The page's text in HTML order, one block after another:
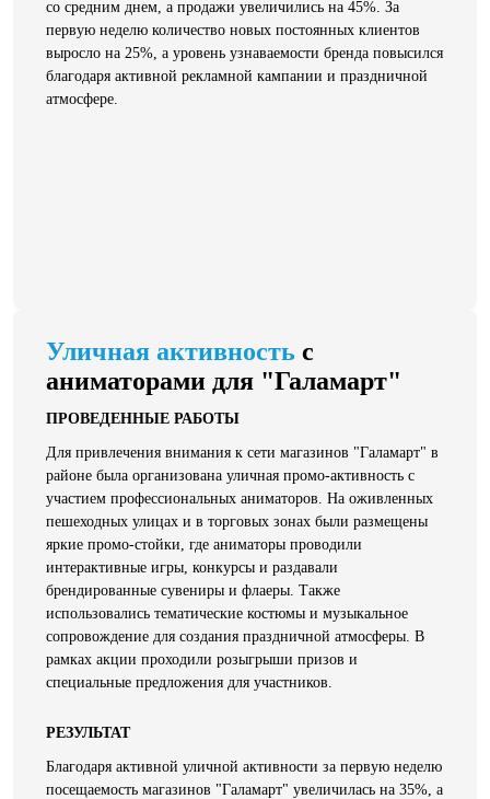
со средним днем, а продажи увеличились на 45%. За
первую неделю количество новых постоянных клиентов
выросло на 25%, а уровень узнаваемости бренда повысился
благодаря активной рекламной кампании и праздничной
атмосфере.
Уличная активность с
аниматорами для "Галамарт"
ПРОВЕДЕННЫЕ РАБОТЫ
Для привлечения внимания к сети магазинов "Галамарт" в
районе была организована уличная промо-активность с
участием профессиональных аниматоров. На оживленных
пешеходных улицах и в торговых зонах были размещены
яркие промо-стойки, где аниматоры проводили
интерактивные игры, конкурсы и раздавали
брендированные сувениры и флаеры. Также
использовались тематические костюмы и музыкальное
сопровождение для создания праздничной атмосферы. В
рамках акции проходили розыгрыши призов и
специальные предложения для участников.
РЕЗУЛЬТАТ
Благодаря активной уличной активности за первую неделю
посещаемость магазинов "Галамарт" увеличилась на 35%, а